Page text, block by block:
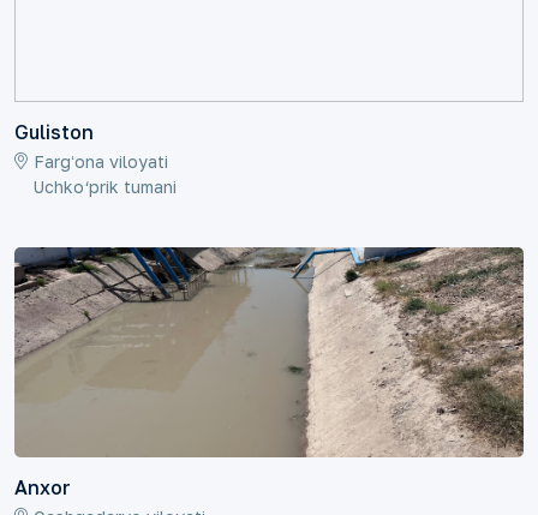
Guliston
Fargʻona viloyati
Uchko‘prik tumani
Anxor